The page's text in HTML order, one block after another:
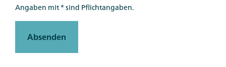
Angaben mit * sind Pflichtangaben.
Absenden